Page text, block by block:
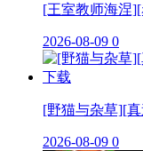
[王室教师海涅
2026-08-09 0
[野猫与杂草][
2026-08-09 0